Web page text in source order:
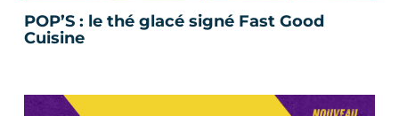
POP’S : le thé glacé signé Fast Good
Cuisine